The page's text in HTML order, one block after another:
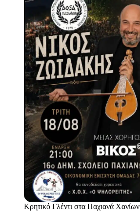
Κρητικό Γλέντι στα Παχιανά Χανίων